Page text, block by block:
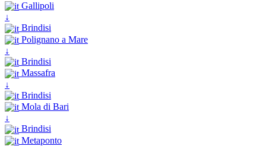
Gallipoli
↓
Brindisi
Polignano a Mare
↓
Brindisi
Massafra
↓
Brindisi
Mola di Bari
↓
Brindisi
Metaponto